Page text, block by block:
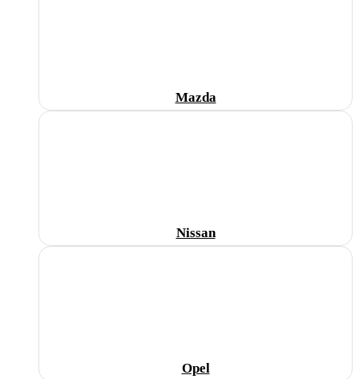
Mazda
Nissan
Opel